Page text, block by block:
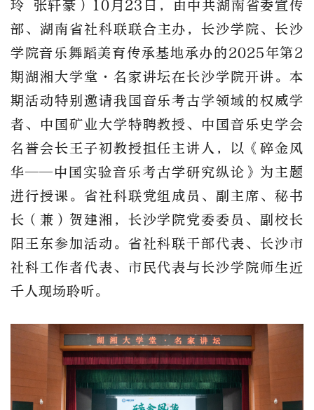
玲 张轩豪 ） 10月23日，由中共湖南省委宣传
部、湖南省社科联联合主办，长沙学院、长沙
学院音乐舞蹈美育传承基地承办的2025年第2
期湖湘大学堂·名家讲坛在长沙学院开讲。本
期活动特别邀请我国音乐考古学领域的权威学
者、 中国矿业大学特聘教授、中国音乐史学会
名誉会长王子初教授担任主讲人，以《碎金风
华——中国实验音乐考古学研究纵论》为主题
进行授课。省社科联党组成员、副主席、秘书
长（兼）贺建湘，长沙学院党委委员、副校长
阳王东参加活动。省社科联干部代表、长沙市
社科工作者代表、市民代表与长沙学院师生近
千人现场聆听。